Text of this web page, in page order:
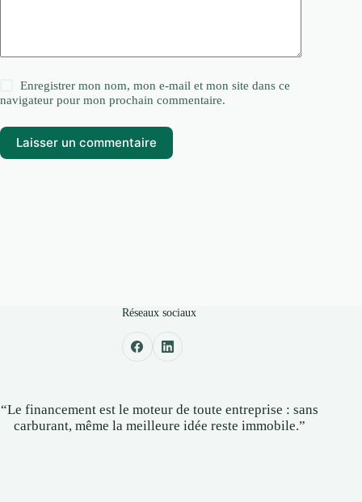
Enregistrer mon nom, mon e-mail et mon site dans ce
navigateur pour mon prochain commentaire.
Laisser un commentaire
Réseaux sociaux
“Le financement est le moteur de toute entreprise : sans
carburant, même la meilleure idée reste immobile.”